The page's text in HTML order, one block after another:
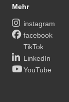
Mehr
instagram
facebook
TikTok
LinkedIn
YouTube